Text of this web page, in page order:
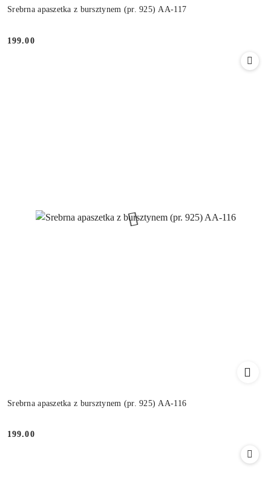
Srebrna apaszetka z bursztynem (pr. 925) AA-117
Cena:
199.00
Srebrna apaszetka z bursztynem (pr. 925) AA-116
Cena:
199.00